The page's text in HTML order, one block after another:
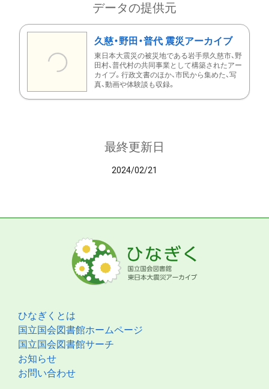
データの提供元
久慈・野田・普代 震災アーカイブ
東日本大震災の被災地である岩手県久慈市、野
田村、普代村の共同事業として構築されたアー
カイブ。行政文書のほか、市民から集めた、写
真、動画や体験談も収録。
最終更新日
2024/02/21
ひなぎくとは
国立国会図書館ホームページ
国立国会図書館サーチ
お知らせ
お問い合わせ